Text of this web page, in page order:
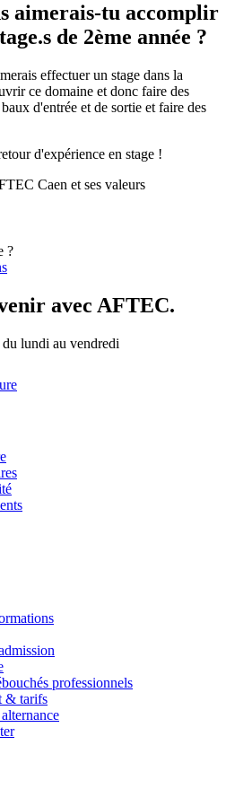
aimerais-tu accomplir
de 2ème année ?
effectuer un stage dans la
ce domaine et donc faire des
d'entrée et de sortie et faire des
d'expérience en stage !
Caen et ses valeurs
?
avec AFTEC.
lundi au vendredi
professionnels
& tarifs